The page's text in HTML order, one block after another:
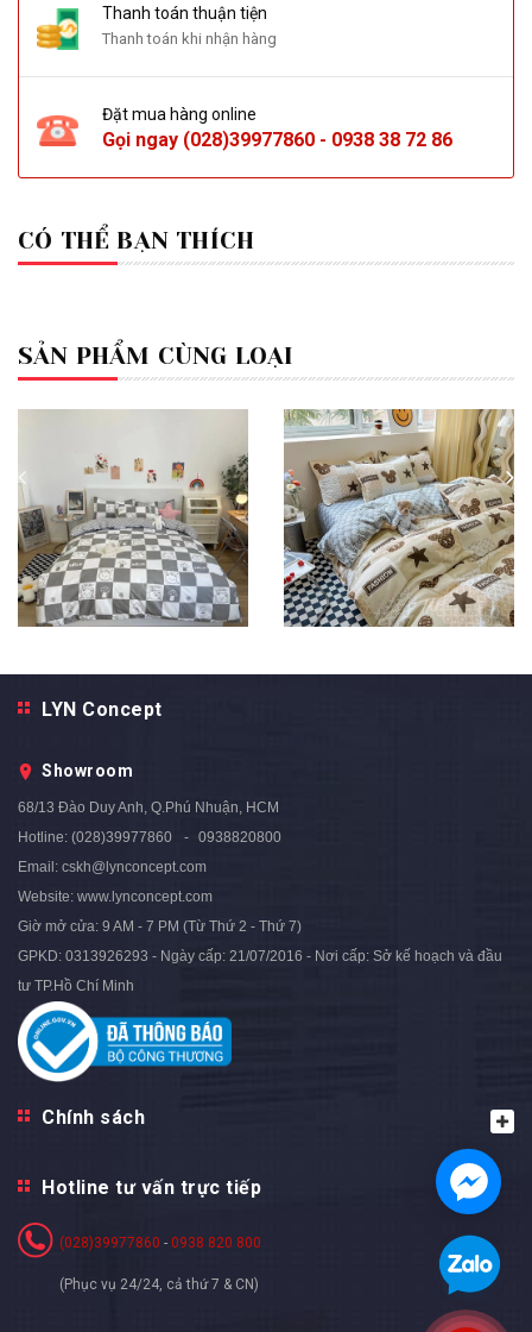
Thanh toán thuận tiện
Thanh toán khi nhận hàng
Đặt mua hàng online
Gọi ngay (028)39977860 - 0938 38 72 86
CÓ THỂ BẠN THÍCH
SẢN PHẨM CÙNG LOẠI
Bộ Chăn Ga Gối 5 Món Cotton
Poly Hàn Quốc In Hình Caro
Bộ Chăn Ga Gối 5 Món Cotton
LYN Concept
Showroom
68/13 Đào Duy Anh, Q.Phú Nhuận, HCM
Hotline: (028)39977860
0938820800
Email: cskh@lynconcept.com
Website: www.lynconcept.com
Giờ mở cửa: 9 AM - 7 PM (Từ Thứ 2 - Thứ 7)
GPKD: 0313926293 - Ngày cấp: 21/07/2016 - Nơi cấp: Sở kế hoạch và đầu
tư TP.Hồ Chí Minh
Chính sách
Hotline tư vấn trực tiếp
(028)39977860 - 0938 820 800
(Phục vụ 24/24, cả thứ 7 & CN)